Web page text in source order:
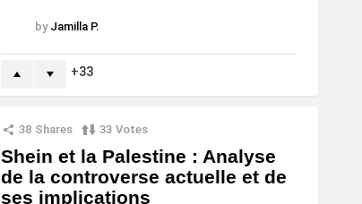
by Jamilla P.
33
38 Shares 33 Votes
Shein et la Palestine : Analyse
de la controverse actuelle et de
ses implications